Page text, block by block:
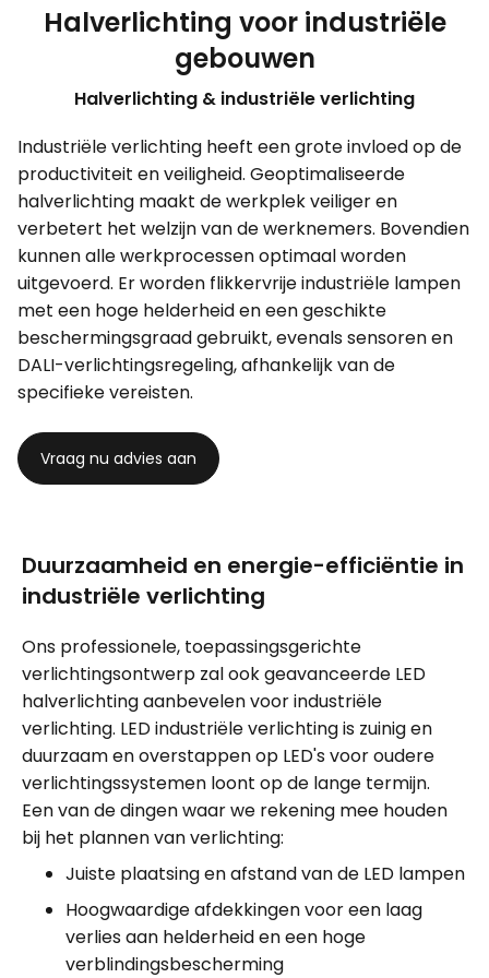
Halverlichting voor industriële
gebouwen
Halverlichting & industriële verlichting
Industriële verlichting heeft een grote invloed op de
productiviteit en veiligheid. Geoptimaliseerde
halverlichting maakt de werkplek veiliger en
verbetert het welzijn van de werknemers. Bovendien
kunnen alle werkprocessen optimaal worden
uitgevoerd. Er worden flikkervrije industriële lampen
met een hoge helderheid en een geschikte
beschermingsgraad gebruikt, evenals sensoren en
DALI-verlichtingsregeling, afhankelijk van de
specifieke vereisten.
Vraag nu advies aan
Duurzaamheid en energie-efficiëntie in
industriële verlichting
Ons professionele, toepassingsgerichte
verlichtingsontwerp zal ook geavanceerde LED
halverlichting aanbevelen voor industriële
verlichting. LED industriële verlichting is zuinig en
duurzaam en overstappen op LED's voor oudere
verlichtingssystemen loont op de lange termijn.
Een van de dingen waar we rekening mee houden
bij het plannen van verlichting:
Juiste plaatsing en afstand van de LED lampen
Hoogwaardige afdekkingen voor een laag
verlies aan helderheid en een hoge
verblindingsbescherming